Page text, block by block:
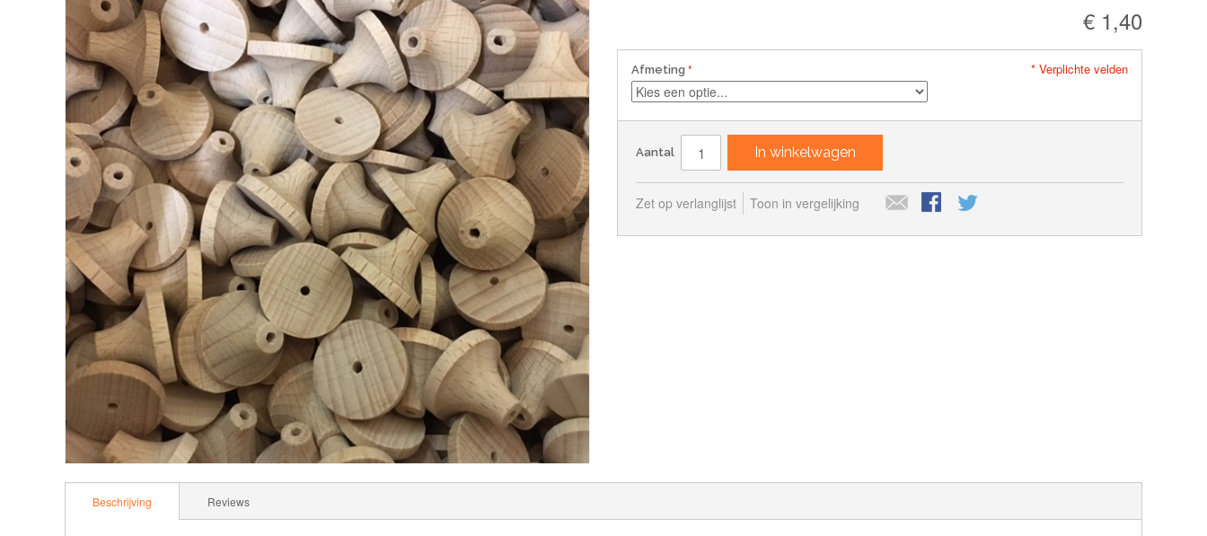
€ 1,40
Afmeting * Verplichte velden
Aantal In winkelwagen
Zet op verlanglijst Toon in vergelijking
Beschrijving Reviews